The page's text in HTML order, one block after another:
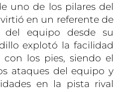
uno de los pilares del
en un referente de
equipo desde su
explotó la facilidad
los pies, siendo el
ataques del equipo y
en la pista rival